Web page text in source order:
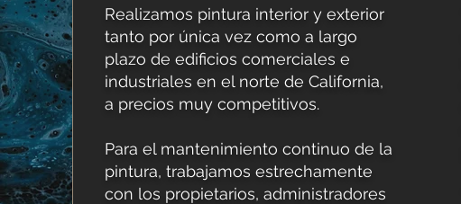
Realizamos pintura interior y exterior
tanto por única vez como a largo
plazo de edificios comerciales e
industriales en el norte de California,
a precios muy competitivos.
Para el mantenimiento continuo de la
pintura, trabajamos estrechamente
con los propietarios, administradores